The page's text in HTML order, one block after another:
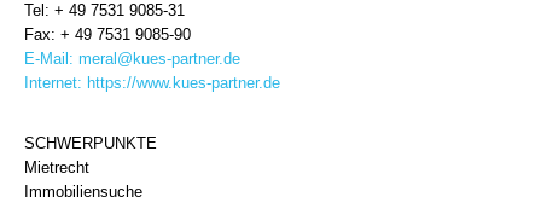
Tel: + 49 7531 9085-31
Fax: + 49 7531 9085-90
E-Mail: meral@kues-partner.de
Internet: https://www.kues-partner.de
SCHWERPUNKTE
Mietrecht
Immobiliensuche